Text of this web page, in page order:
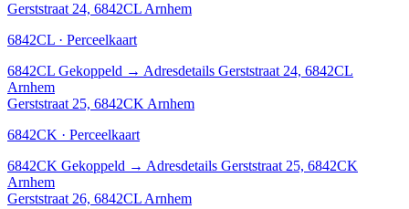
Gerststraat 24, 6842CL Arnhem
6842CL · Perceelkaart
6842CL Gekoppeld → Adresdetails Gerststraat 24, 6842CL
Arnhem
Gerststraat 25, 6842CK Arnhem
6842CK · Perceelkaart
6842CK Gekoppeld → Adresdetails Gerststraat 25, 6842CK
Arnhem
Gerststraat 26, 6842CL Arnhem